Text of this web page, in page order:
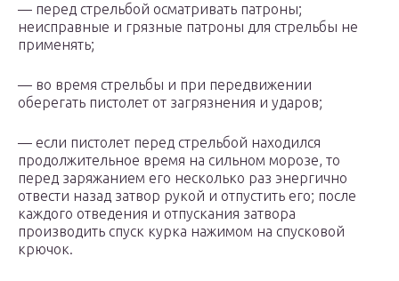
— перед стрельбой осматривать патроны;
неисправные и грязные патроны для стрельбы не
применять;
— во время стрельбы и при передвижении
оберегать пистолет от загрязнения и ударов;
— если пистолет перед стрельбой находился
продолжительное время на сильном морозе, то
перед заряжанием его несколько раз энергично
отвести назад затвор рукой и отпустить его; после
каждого отведения и отпускания затвора
производить спуск курка нажимом на спусковой
крючок.